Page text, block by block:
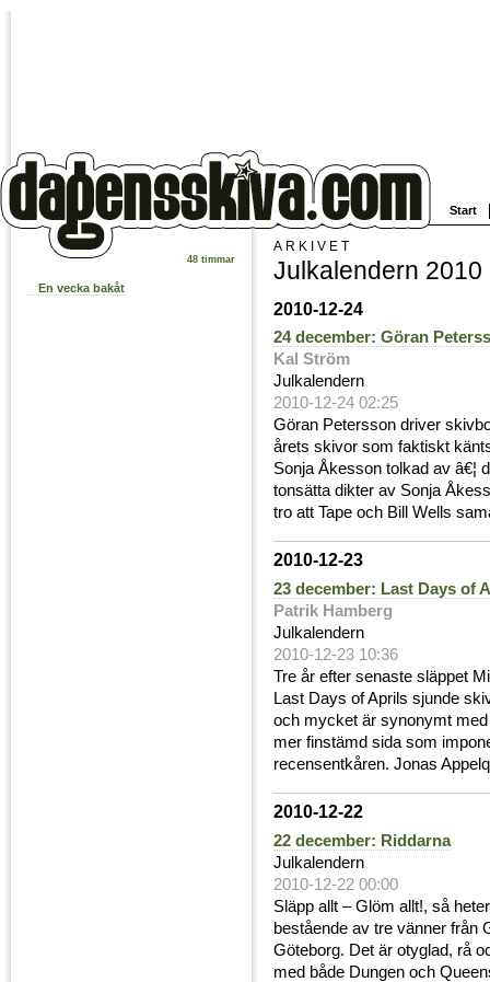
Start
48 timmar
En vecka bakåt
ARKIVET
Julkalendern 2010
2010-12-24
24 december: Göran
Kal Ström
Julkalendern
2010-12-24 02:25
Göran Petersson driver
årets skivor som faktiskt
Sonja Åkesson tolkad av â€¦
tonsätta dikter av Sonja
tro att Tape och Bill Wells
2010-12-23
23 december: Last Days of
Patrik Hamberg
Julkalendern
2010-12-23 10:36
Tre år efter senaste släppet
Last Days of Aprils sjunde
och mycket är synonymt
mer finstämd sida som
recensentkåren. Jonas
2010-12-22
22 december: Riddarna
Julkalendern
2010-12-22 00:00
Släpp allt – Glöm allt!, så
bestående av tre vänner från
Göteborg. Det är otyglad, rå
med både Dungen och